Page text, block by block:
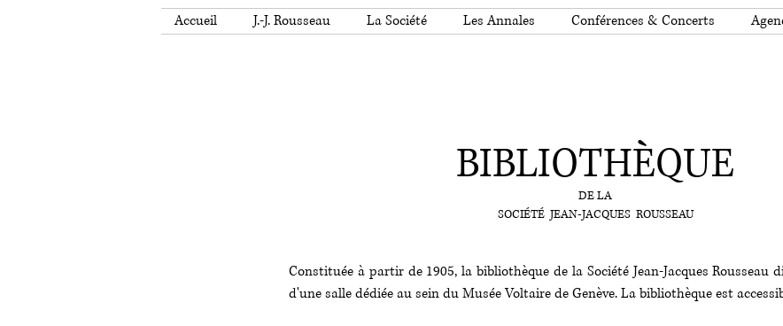
Accueil J.-J. Rousseau La Société Les Annales Conférences & Concerts
BIBLIOTHÈQUE
DE LA
SOCIÉTÉ JEAN-JACQUES ROUSSEAU
Constituée à partir de 1905, la bibliothèque de la Société Jean-Jacques Rousseau
d'une salle dédiée au sein du Musée Voltaire de Genève. La bibliothèque est